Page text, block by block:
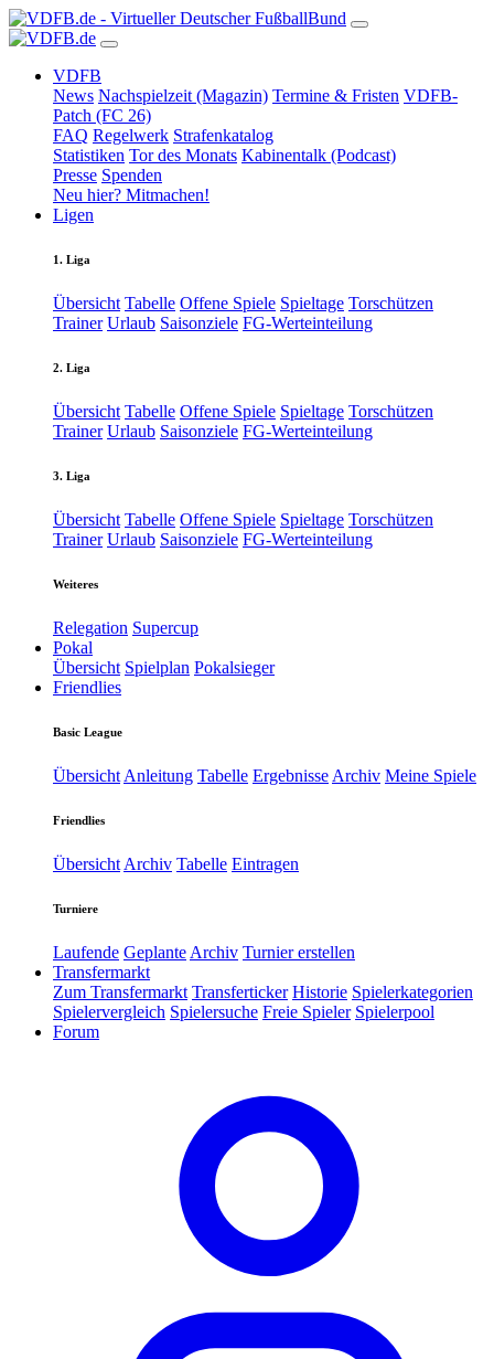
VDFB
News Nachspielzeit (Magazin) Termine & Fristen VDFB-
Patch (FC 26)
FAQ Regelwerk Strafenkatalog
Statistiken Tor des Monats Kabinentalk (Podcast)
Presse Spenden
Neu hier? Mitmachen!
Ligen
1. Liga
Übersicht Tabelle Offene Spiele Spieltage Torschützen
Trainer Urlaub Saisonziele FG-Werteinteilung
2. Liga
Übersicht Tabelle Offene Spiele Spieltage Torschützen
Trainer Urlaub Saisonziele FG-Werteinteilung
3. Liga
Übersicht Tabelle Offene Spiele Spieltage Torschützen
Trainer Urlaub Saisonziele FG-Werteinteilung
Weiteres
Relegation Supercup
Pokal
Übersicht Spielplan Pokalsieger
Friendlies
Basic League
Übersicht Anleitung Tabelle Ergebnisse Archiv Meine Spiele
Friendlies
Übersicht Archiv Tabelle Eintragen
Turniere
Laufende Geplante Archiv Turnier erstellen
Transfermarkt
Zum Transfermarkt Transferticker Historie Spielerkategorien
Spielervergleich Spielersuche Freie Spieler Spielerpool
Forum